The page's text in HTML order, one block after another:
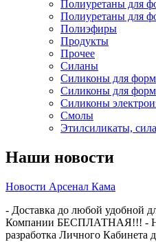
Полиуретаны для
Полиуретаны для
Полиэфиры
Продукты
Прочее
Силаны
Силиконы для форм
Силиконы для
Силиконы
Смолы
Этилсиликаты,
Наши новости
Новости Арсенал Кама
- Доставка до любой удобной
Компании БЕСПЛАТНАЯ!!! -
разработка Личного Кабинета